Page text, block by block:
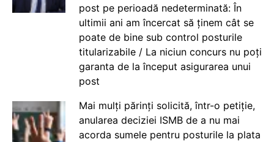
post pe perioadă nedeterminată: În
ultimii ani am încercat să ținem cât se
poate de bine sub control posturile
titularizabile / La niciun concurs nu poți
garanta de la început asigurarea unui
post
Mai mulți părinți solicită, într-o petiție,
anularea deciziei ISMB de a nu mai
acorda sumele pentru posturile la plata